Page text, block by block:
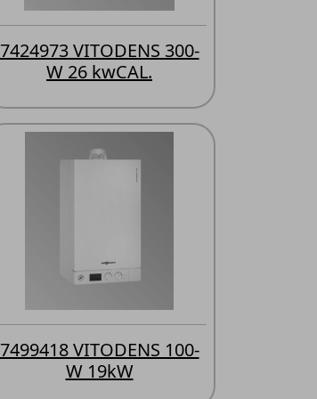
7424973 VITODENS 300-
W 26 kwCAL.
7499418 VITODENS 100-
W 19kW